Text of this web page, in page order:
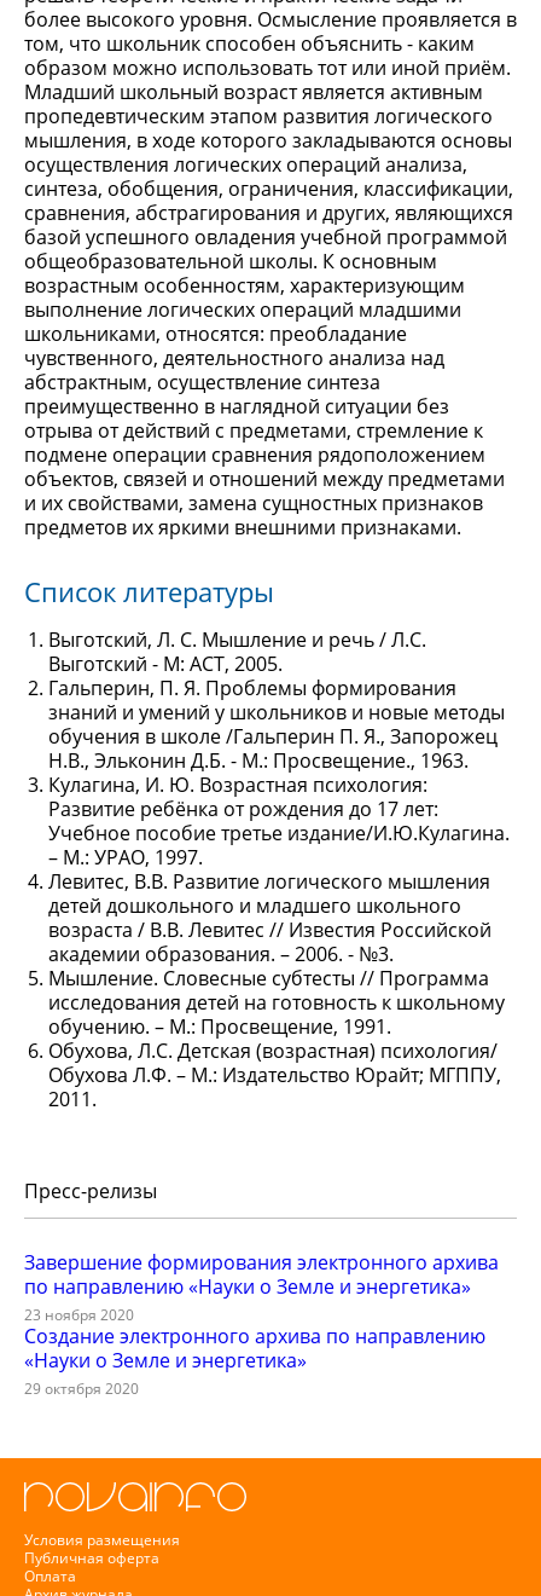
более высокого уровня. Осмысление проявляется в
том, что школьник способен объяснить - каким
образом можно использовать тот или иной приём.
Младший школьный возраст является активным
пропедевтическим этапом развития логического
мышления, в ходе которого закладываются основы
осуществления логических операций анализа,
синтеза, обобщения, ограничения, классификации,
сравнения, абстрагирования и других, являющихся
базой успешного овладения учебной программой
общеобразовательной школы. К основным
возрастным особенностям, характеризующим
выполнение логических операций младшими
школьниками, относятся: преобладание
чувственного, деятельностного анализа над
абстрактным, осуществление синтеза
преимущественно в наглядной ситуации без
отрыва от действий с предметами, стремление к
подмене операции сравнения рядоположением
объектов, связей и отношений между предметами
и их свойствами, замена сущностных признаков
предметов их яркими внешними признаками.
Список литературы
Выготский, Л. С. Мышление и речь / Л.С.
Выготский - М: АСТ, 2005.
Гальперин, П. Я. Проблемы формирования
знаний и умений у школьников и новые методы
обучения в школе /Гальперин П. Я., Запорожец
Н.В., Эльконин Д.Б. - М.: Просвещение., 1963.
Кулагина, И. Ю. Возрастная психология:
Развитие ребёнка от рождения до 17 лет:
Учебное пособие третье издание/И.Ю.Кулагина.
– М.: УРАО, 1997.
Левитес, В.В. Развитие логического мышления
детей дошкольного и младшего школьного
возраста / В.В. Левитес // Известия Российской
академии образования. – 2006. - №3.
Мышление. Словесные субтесты // Программа
исследования детей на готовность к школьному
обучению. – М.: Просвещение, 1991.
Обухова, Л.С. Детская (возрастная) психология/
Обухова Л.Ф. – М.: Издательство Юрайт; МГППУ,
2011.
Пресс-релизы
Завершение формирования электронного архива
по направлению «Науки о Земле и энергетика»
23 ноября 2020
Создание электронного архива по направлению
«Науки о Земле и энергетика»
29 октября 2020
Условия размещения
Публичная оферта
Оплата